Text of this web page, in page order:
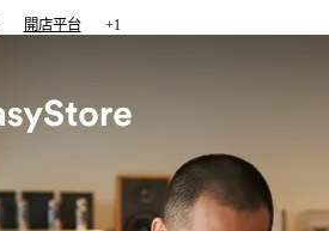
開店平台 +1